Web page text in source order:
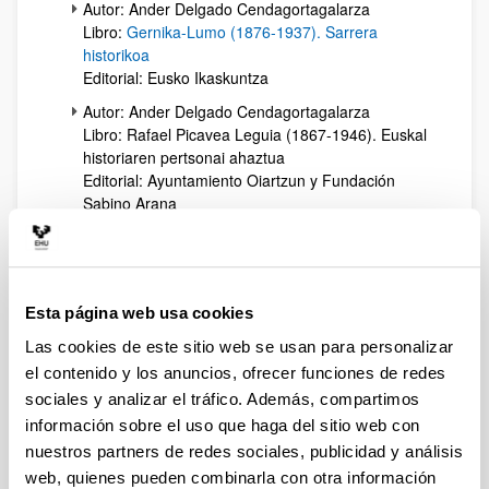
Esta página web usa cookies
Las cookies de este sitio web se usan para personalizar
el contenido y los anuncios, ofrecer funciones de redes
sociales y analizar el tráfico. Además, compartimos
información sobre el uso que haga del sitio web con
nuestros partners de redes sociales, publicidad y análisis
web, quienes pueden combinarla con otra información
Autor: Ander Delgado Cendagortagalarza
Libro: Gernika-Lumo (1876-1937). Sarrera
historikoa
Editorial: Eusko Ikaskuntza
Autor: Ander Delgado Cendagortagalarza
Libro: Rafael Picavea Leguia (1867-1946). Euskal
historiaren pertsonai ahaztua
Editorial: Ayuntamiento Oiartzun y Fundación
Sabino Arana
Editorial: Eusko Ikaskuntza
Autor: Ander Delgado Cendagortagalarza
Libro:
La otra Bizkaia. política en un medio rural
durante la restauración (1890-1923)
Editorial: Universidad del País Vasco
Autor: José María Tápiz (coor.)
Libro:
La historia a través del cine: China y Japón